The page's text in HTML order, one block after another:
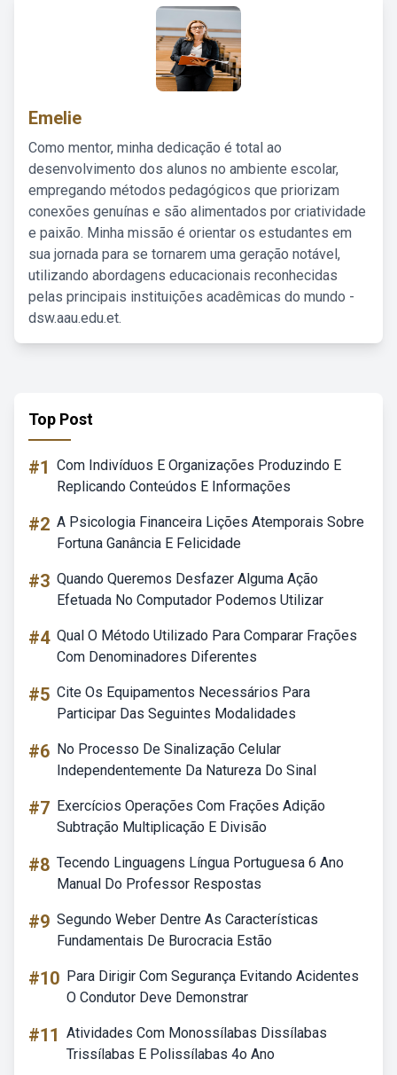
Emelie
Como mentor, minha dedicação é total ao
desenvolvimento dos alunos no ambiente escolar,
empregando métodos pedagógicos que priorizam
conexões genuínas e são alimentados por criatividade
e paixão. Minha missão é orientar os estudantes em
sua jornada para se tornarem uma geração notável,
utilizando abordagens educacionais reconhecidas
pelas principais instituições acadêmicas do mundo -
dsw.aau.edu.et.
Top Post
#1 Com Indivíduos E Organizações Produzindo E
Replicando Conteúdos E Informações
#2 A Psicologia Financeira Lições Atemporais Sobre
Fortuna Ganância E Felicidade
#3 Quando Queremos Desfazer Alguma Ação
Efetuada No Computador Podemos Utilizar
#4 Qual O Método Utilizado Para Comparar Frações
Com Denominadores Diferentes
#5 Cite Os Equipamentos Necessários Para
Participar Das Seguintes Modalidades
#6 No Processo De Sinalização Celular
Independentemente Da Natureza Do Sinal
#7 Exercícios Operações Com Frações Adição
Subtração Multiplicação E Divisão
#8 Tecendo Linguagens Língua Portuguesa 6 Ano
Manual Do Professor Respostas
#9 Segundo Weber Dentre As Características
Fundamentais De Burocracia Estão
#10 Para Dirigir Com Segurança Evitando Acidentes
O Condutor Deve Demonstrar
#11 Atividades Com Monossílabas Dissílabas
Trissílabas E Polissílabas 4o Ano